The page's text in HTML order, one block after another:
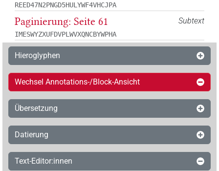
REED47N2PNGD5HULYWF4VHCJPA
Subtext
Paginierung: Seite 61
IMESWYZXUFDVPLWVXQNCBYWPHA
Hieroglyphen
Wechsel Annotations-/Block-Ansicht
Übersetzung
Datierung
Text-Editor:innen